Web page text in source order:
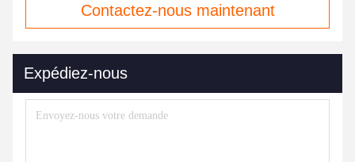
Contactez-nous maintenant
Expédiez-nous